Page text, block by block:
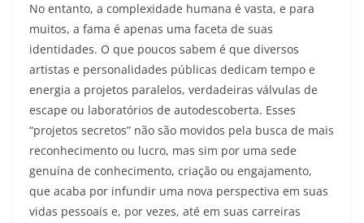
No entanto, a complexidade humana é vasta, e para
muitos, a fama é apenas uma faceta de suas
identidades. O que poucos sabem é que diversos
artistas e personalidades públicas dedicam tempo e
energia a projetos paralelos, verdadeiras válvulas de
escape ou laboratórios de autodescoberta. Esses
“projetos secretos” não são movidos pela busca de mais
reconhecimento ou lucro, mas sim por uma sede
genuína de conhecimento, criação ou engajamento,
que acaba por infundir uma nova perspectiva em suas
vidas pessoais e, por vezes, até em suas carreiras